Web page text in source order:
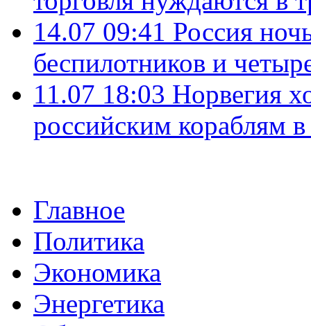
14.07 09:41 Россия
беспилотников и
11.07 18:03 Норвегия
российским кораблям
Главное
Политика
Экономика
Энергетика